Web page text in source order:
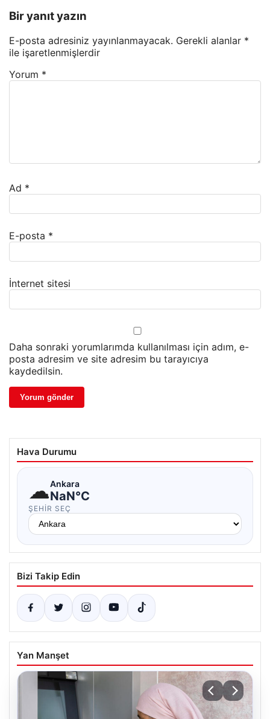
Bir yanıt yazın
E-posta adresiniz yayınlanmayacak. Gerekli alanlar *
ile işaretlenmişlerdir
Yorum *
Ad *
E-posta *
İnternet sitesi
Daha sonraki yorumlarımda kullanılması için adım, e-
posta adresim ve site adresim bu tarayıcıya
kaydedilsin.
Hava Durumu
☁Ankara
NaN°C
ŞEHIR SEÇ
Bizi Takip Edin
Yan Manşet